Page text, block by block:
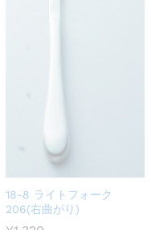
18-8 ライトフォーク
206(右曲がり)